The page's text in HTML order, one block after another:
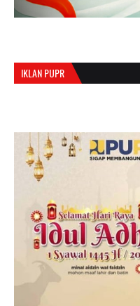
IKLAN PUPR